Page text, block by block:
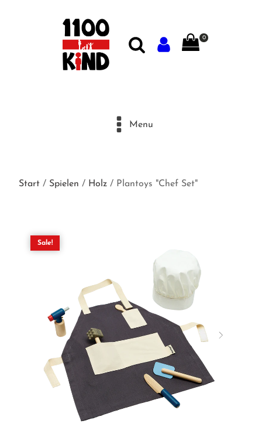
0
Menu
Start / Spielen / Holz / Plantoys "Chef Set"
Sale!